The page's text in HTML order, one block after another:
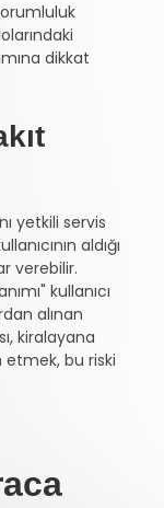
dikkat
yetkili servis
aldığı
verebilir.
kullanıcı
alınan
kiralayana
etmek, bu riski